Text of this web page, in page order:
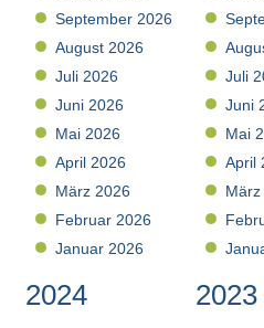
September 2026
August 2026
Juli 2026
Juni 2026
Mai 2026
April 2026
März 2026
Februar 2026
Januar 2026
Juli
Juni
Mai
April
2024 2023